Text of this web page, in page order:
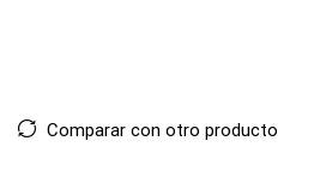
Comparar con otro producto